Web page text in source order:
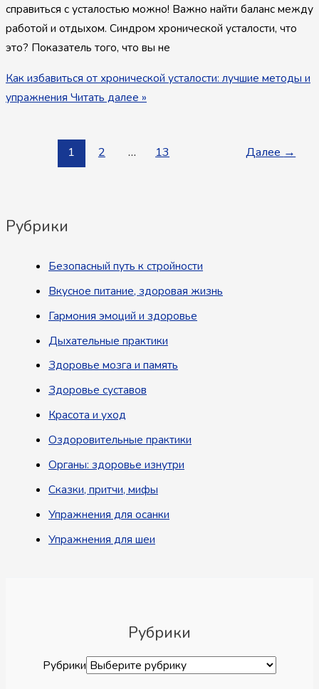
справиться с усталостью можно! Важно найти баланс между
работой и отдыхом. Синдром хронической усталости, что
это? Показатель того, что вы не
Как избавиться от хронической усталости: лучшие методы и
упражнения Читать далее »
1 2 … 13 Далее →
Рубрики
Безопасный путь к стройности
Вкусное питание, здоровая жизнь
Гармония эмоций и здоровье
Дыхательные практики
Здоровье мозга и память
Здоровье суставов
Красота и уход
Оздоровительные практики
Органы: здоровье изнутри
Сказки, притчи, мифы
Упражнения для осанки
Упражнения для шеи
Рубрики
Рубрики